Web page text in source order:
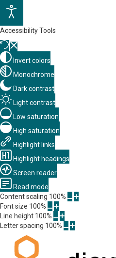
Accessibility Tools
Invert colors
Monochrome
Dark contrast
Light contrast
Low saturation
High saturation
Highlight links
Highlight headings
Screen reader
Read mode
Content scaling 100%
Font size 100%
Line height 100%
Letter spacing 100%